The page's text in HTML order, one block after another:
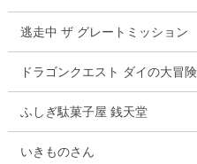
逃走中 ザ グレートミッション
ドラゴンクエスト ダイの大冒険
ふしぎ駄菓子屋 銭天堂
いきものさん